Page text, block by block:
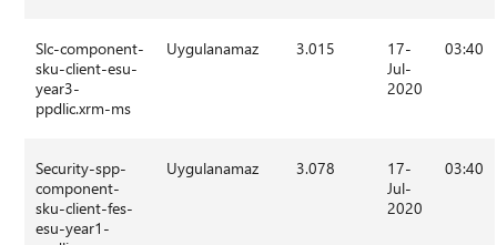
Slc-component-
sku-client-esu-
year3-
ppdlic.xrm-ms
Uygulanamaz 3.015
17-
Jul-
2020
03:40
Security-spp-
component-
sku-client-fes-
esu-year1-
Uygulanamaz 3.078
17-
Jul-
2020
03:40